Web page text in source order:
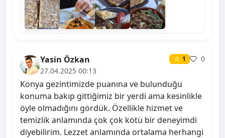
Yasin Özkan ⭐ 1
0
27.04.2025 00:13
Konya gezintimizde puanına ve bulunduğu
konuma bakıp gittiğimiz bir yerdi ama kesinlikle
öyle olmadığını gördük. Özellikle hizmet ve
temizlik anlamında çok çok kötü bir deneyimdi
diyebilirim. Lezzet anlamında ortalama herhangi